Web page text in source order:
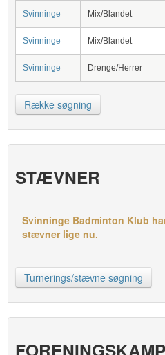
Svinninge Mix/Blandet
Svinninge Mix/Blandet
Svinninge Drenge/Herrer
Række søgning
STÆVNER
Svinninge Badminton Klub
stævner lige nu.
Turnerings/stævne søgning